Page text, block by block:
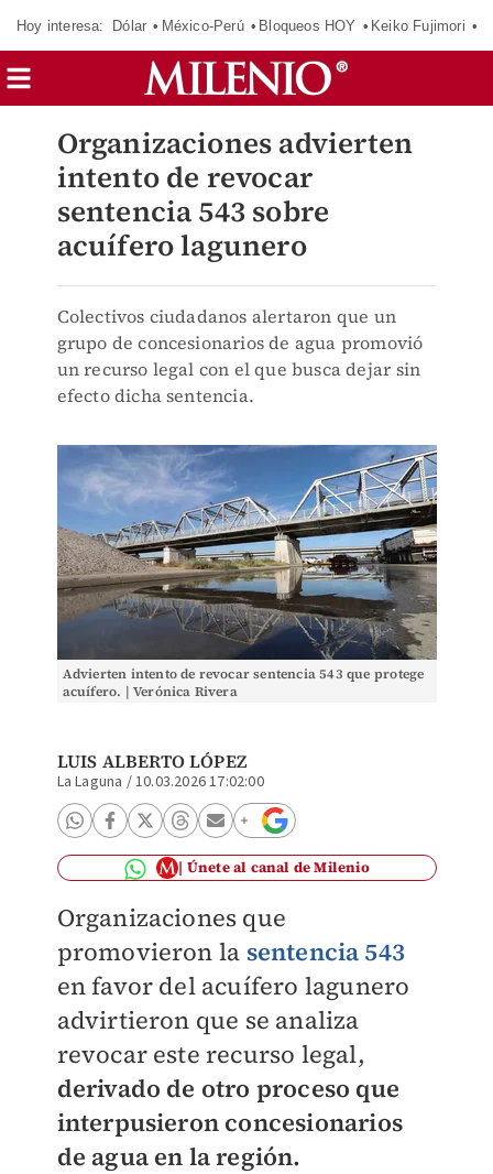
Hoy interesa: Dólar México-Perú Bloqueos HOY Keiko Fujimori
Organizaciones advierten
intento de revocar
sentencia 543 sobre
acuífero lagunero
Colectivos ciudadanos alertaron que un
grupo de concesionarios de agua promovió
un recurso legal con el que busca dejar sin
efecto dicha sentencia.
Advierten intento de revocar sentencia 543 que protege
acuífero. | Verónica Rivera
LUIS ALBERTO LÓPEZ
La Laguna /10.03.2026 17:02:00
Únete al canal de Milenio
Organizaciones que
promovieron la sentencia 543
en favor del acuífero lagunero
advirtieron que se analiza
revocar este recurso legal,
derivado de otro proceso que
interpusieron concesionarios
de agua en la región.